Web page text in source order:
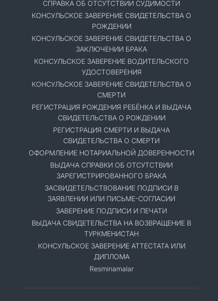
СПРАВКА ОБ ОТСУТСТВИИ СУДИМОСТИ
КОНСУЛЬСКОЕ ЗАВЕРЕНИЕ СВИДЕТЕЛЬСТВА О
РОЖДЕНИИ
КОНСУЛЬСКОЕ ЗАВЕРЕНИЕ СВИДЕТЕЛЬСТВА О
ЗАКЛЮЧЕНИИ БРАКА
КОНСУЛЬСКОЕ ЗАВЕРЕНИЕ ВОДИТЕЛЬСКОГО
УДОСТОВЕРЕНИЯ
КОНСУЛЬСКОЕ ЗАВЕРЕНИЕ СВИДЕТЕЛЬСТВА О
СМЕРТИ
РЕГИСТРАЦИЯ РОЖДЕНИЯ РЕБЁНКА И ВЫДАЧА
СВИДЕТЕЛЬСТВА О РОЖДЕНИИ
РЕГИСТРАЦИЯ СМЕРТИ И ВЫДАЧА
СВИДЕТЕЛЬСТВА О СМЕРТИ
ОФОРМЛЕНИЕ НОТАРИАЛЬНОЙ ДОВЕРЕННОСТИ
ВЫДАЧА СПРАВКИ ОБ ОТСУТСТВИИ
ЗАРЕГИСТРИРОВАННОГО БРАКА
ЗАСВИДЕТЕЛЬСТВОВАНИЕ ПОДПИСИ В
ЗАЯВЛЕНИИ ИЛИ ПИСЬМЕ-СОГЛАСИИ
ЗАВЕРЕНИЕ ПОДПИСИ И ПЕЧАТИ
ВЫДАЧА СВИДЕТЕЛЬСТВА НА ВОЗВРАЩЕНИЕ В
ТУРКМЕНИСТАН
КОНСУЛЬСКОЕ ЗАВЕРЕНИЕ АТТЕСТАТА ИЛИ
ДИПЛОМА
Resminamalar